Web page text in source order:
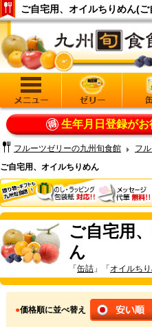
ご自宅用、オイルちりめん(
生年月日登録がお
フルーツゼリーの九州旬食館 フ
ご自宅用、オイルちりめん
ご自宅用
ん
「缶詰 」「オイルち
●価格順に並べ替え